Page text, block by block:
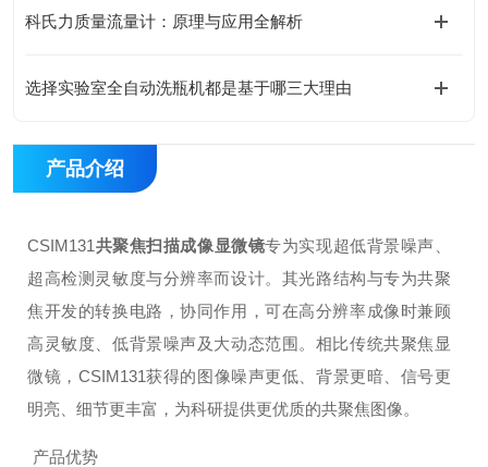
科氏力质量流量计：原理与应用全解析
选择实验室全自动洗瓶机都是基于哪三大理由
产品介绍
CSIM131共聚焦扫描成像显微镜专为实现超低背景噪声、
超⾼检测灵敏度与分辨率⽽设计。其光路结构与专为共聚
焦开发的转换电路，协同作⽤，可在⾼分辨率成像时兼顾
⾼灵敏度、低背景噪声及⼤动态范围。相⽐传统共聚焦显
微镜， CSIM131获得的图像噪声更低、背景更暗、信号更
明亮、细节更丰富，为科研提供更优质的共聚焦图像。
产品优势